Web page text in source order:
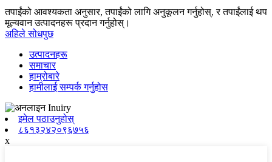
तपाईंको आवश्यकता अनुसार, तपाईंको लागि अनुकूलन गर्नुहोस्, र तपाईंलाई थप
मूल्यवान उत्पादनहरू प्रदान गर्नुहोस्।
अहिले सोधपुछ
उत्पादनहरू
समाचार
हाम्रोबारे
हामीलाई सम्पर्क गर्नुहोस
इमेल पठाउनुहोस्
८६१३२४२०९६७५६
x